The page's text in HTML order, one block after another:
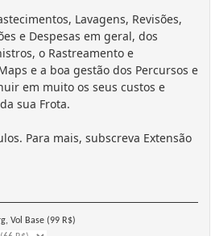
Lavagens, Revisões,
e Despesas em geral, dos
o Rastreamento e
e a boa gestão dos Percursos e
em muito os seus custos e
sua Frota.
Para mais, subscreva Extensão
Vol Base (99 R$)